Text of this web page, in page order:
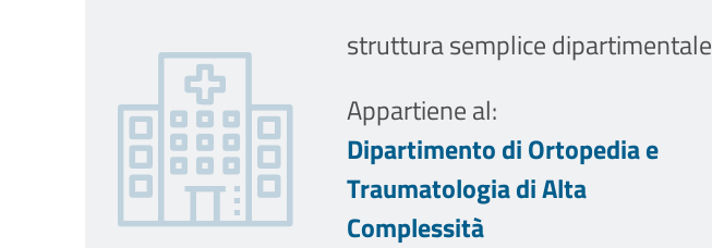
struttura semplice dipartimentale
Appartiene al:
Dipartimento di Ortopedia e
Traumatologia di Alta
Complessità